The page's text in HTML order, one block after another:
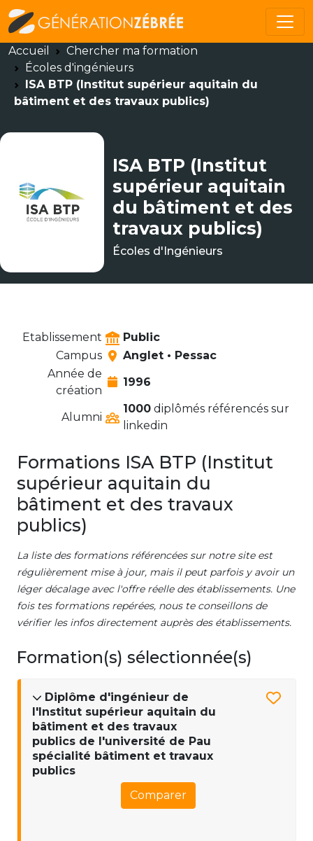
Accueil
Chercher ma formation
Écoles d'ingénieurs
ISA BTP (Institut supérieur aquitain du
bâtiment et des travaux publics)
ISA BTP (Institut
supérieur aquitain
du bâtiment et des
travaux publics)
Écoles d'Ingénieurs
Etablissement
Public
Campus
Anglet • Pessac
Année de
création
1996
Alumni
1000 diplômés référencés sur
linkedin
Formations ISA BTP (Institut
supérieur aquitain du
bâtiment et des travaux
publics)
La liste des formations référencées sur notre site est
régulièrement mise à jour, mais il peut parfois y avoir un
léger décalage avec l'offre réelle des établissements. Une
fois tes formations repérées, nous te conseillons de
vérifier les infos directement auprès des établissements.
Formation(s) sélectionnée(s)
Diplôme d'ingénieur de
l'Institut supérieur aquitain du
bâtiment et des travaux
publics de l'université de Pau
spécialité bâtiment et travaux
publics
Comparer